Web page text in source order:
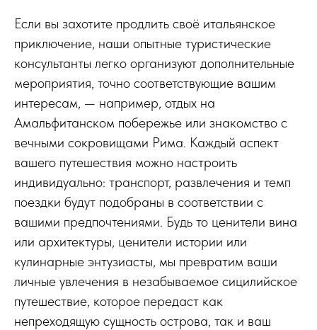
Если вы захотите продлить своё итальянское
приключение, наши опытные туристические
консультанты легко организуют дополнительные
мероприятия, точно соответствующие вашим
интересам, — например, отдых на
Амальфитанском побережье или знакомство с
вечными сокровищами Рима. Каждый аспект
вашего путешествия можно настроить
индивидуально: транспорт, развлечения и темп
поездки будут подобраны в соответствии с
вашими предпочтениями. Будь то ценители вина
или архитектуры, ценители истории или
кулинарные энтузиасты, мы превратим ваши
личные увлечения в незабываемое сицилийское
путешествие, которое передаст как
непреходящую сущность острова, так и ваш